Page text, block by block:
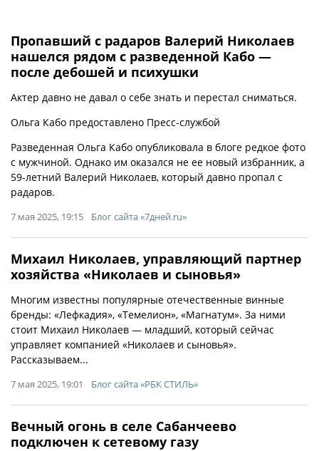
Пропавший с радаров Валерий Николаев
нашелся рядом с разведенной Кабо —
после дебошей и психушки
Актер давно не давал о себе знать и перестал сниматься.
Ольга Кабо предоставлено Пресс-службой
Разведенная Ольга Кабо опубликовала в блоге редкое фото
с мужчиной. Однако им оказался не ее новый избранник, а
59-летний Валерий Николаев, который давно пропал с
радаров.
7 мая 2025, 19:15 Блог сайта «7дней.ru»
Михаил Николаев, управляющий партнер
хозяйства «Николаев и сыновья»
Многим известны популярные отечественные винные
бренды: «Лефкадия», «Темелион», «Магнатум». За ними
стоит Михаил Николаев — младший, который сейчас
управляет компанией «Николаев и сыновья».
Рассказываем...
7 мая 2025, 19:01 Блог сайта «РБК СТИЛЬ»
Вечный огонь в селе Сабанчеево
подключен к сетевому газу